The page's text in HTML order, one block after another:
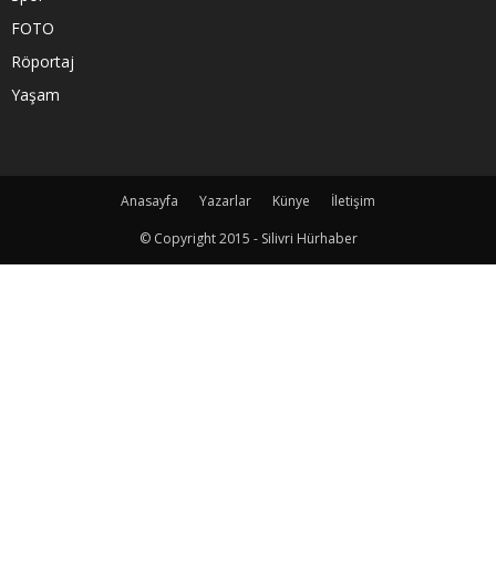
FOTO
Röportaj
Yaşam
Anasayfa Yazarlar Künye
İletişim
© Copyright 2015 - Silivri Hürhaber